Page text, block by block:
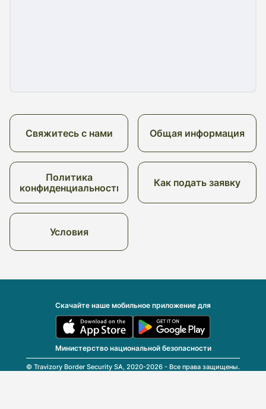
Свяжитесь с нами Общая информация
Политика
конфиденциальности
Как подать заявку
Условия
Скачайте наше мобильное приложение для
Министерство национальной безопасности
© Travizory Border Security SA, 2020-2026 - Все права защищены.